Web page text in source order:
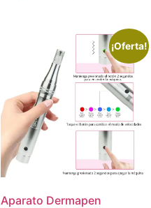
¡Oferta!
Aparato Dermapen